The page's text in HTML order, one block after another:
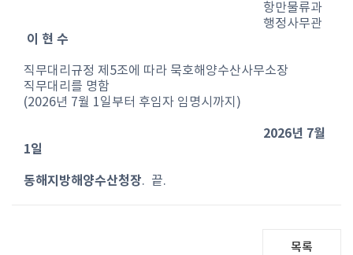
항만물류과
행정사무관
이 현 수
직무대리규정 제5조에 따라 묵호해양수산사무소장
직무대리를 명함
(2026년 7월 1일부터 후임자 임명시까지)
2026년 7월
1일
동해지방해양수산청장. 끝.
목록